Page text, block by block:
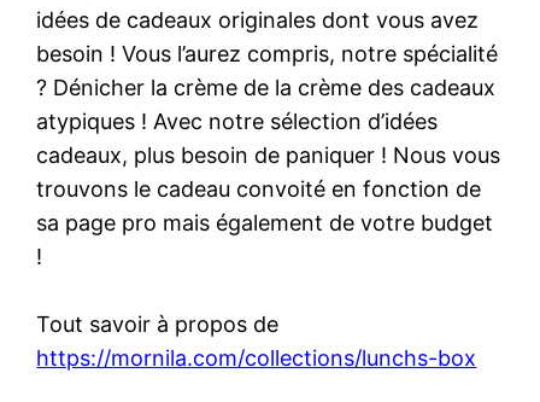
idées de cadeaux originales dont vous avez
besoin ! Vous l’aurez compris, notre spécialité
? Dénicher la crème de la crème des cadeaux
atypiques ! Avec notre sélection d’idées
cadeaux, plus besoin de paniquer ! Nous vous
trouvons le cadeau convoité en fonction de
sa page pro mais également de votre budget
!
Tout savoir à propos de
https://mornila.com/collections/lunchs-box